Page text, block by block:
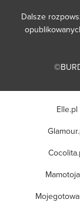
Dalsze
Elle.pl